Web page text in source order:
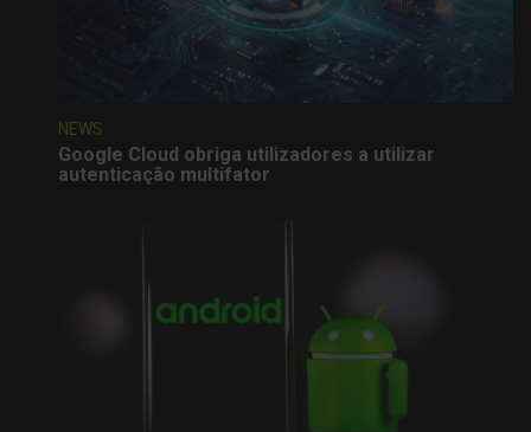
NEWS
Google Cloud obriga utilizadores a utilizar
autenticação multifator